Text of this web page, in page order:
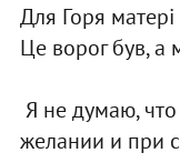
Для Горя
Це ворог був, а
Я не думаю,
желании и при